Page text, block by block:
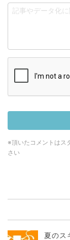
※頂いたコメントはス
さい
夏のス